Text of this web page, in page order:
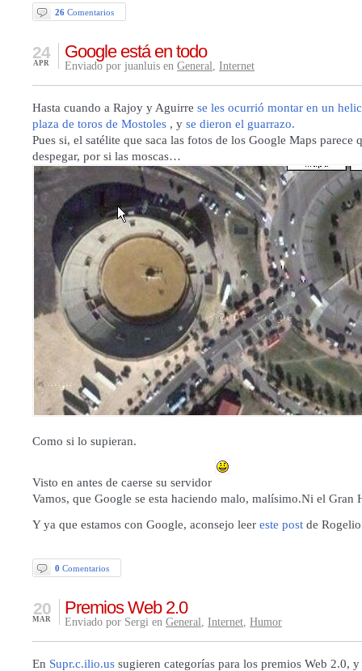
26 Comentarios
Google está en todo
24
APR Enviado por juanluis en General, Internet
Hasta cuando a Rajoy y Aguirre se les ocurrió montar en un
plaza de toros de Mostoles , y se dieron el guarrazo.
Pues si, el satélite que saca las fotos de los Google Maps parece
despegar, por si las moscas…
Como si lo supieran.
Visto en antes de caerse su servidor
Vamos, que Google se esta haciendo malo, malísimo.Ni el Gran
Y ya que estamos con Google, aconsejo leer este post de
0 Comentarios
Premios Web 2.0
20
MAR Enviado por Sergi en General, Internet, Humor
En Supr.c.ilio.us sugieren categorías para los premios Web 2.0,